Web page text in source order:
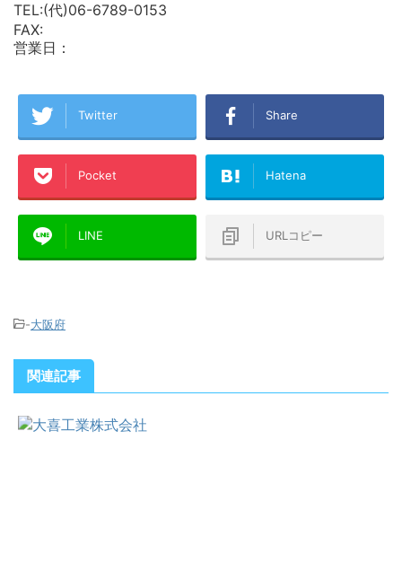
TEL:(代)06-6789-0153
FAX:
営業日：
Twitter Share
Pocket Hatena
LINE URLコピー
-大阪府
関連記事